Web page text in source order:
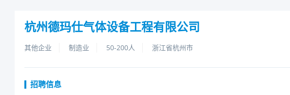
杭州德玛仕气体设备工程有限公司
其他企业 制造业 50-200人 浙江省杭州市
招聘信息